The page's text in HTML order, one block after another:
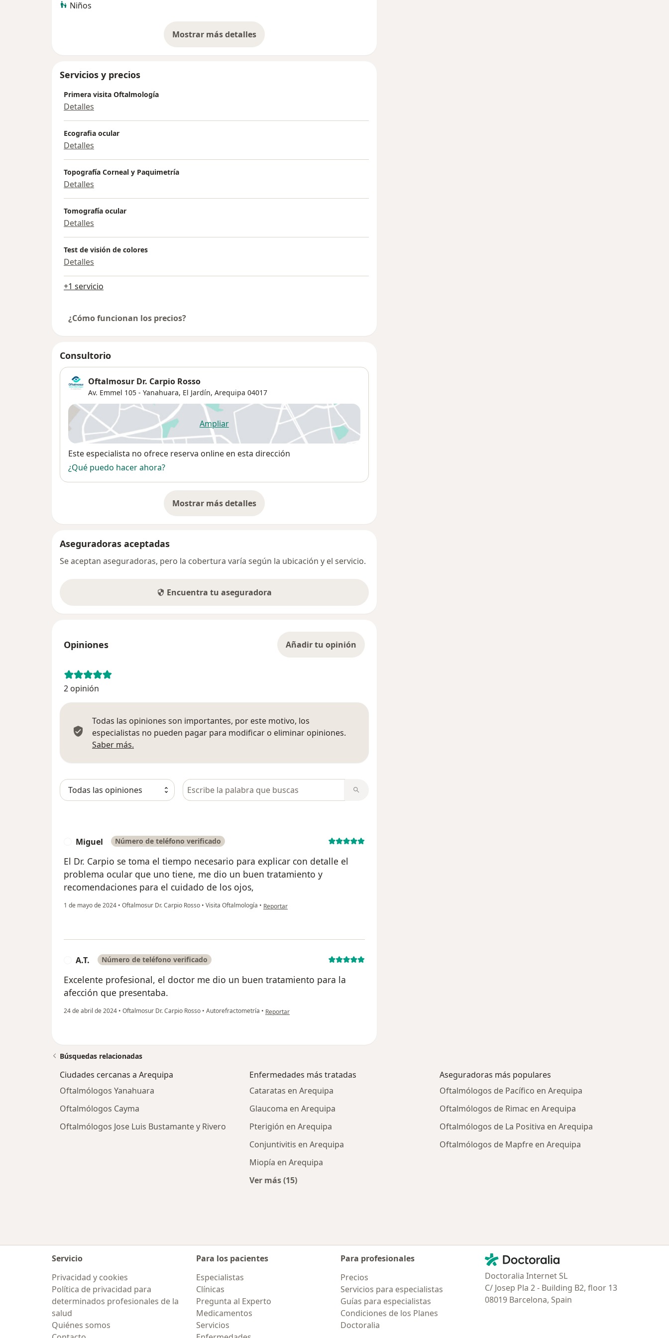
Niños
Mostrar más detalles
sobre la experiencia
Servicios y precios
Primera visita Oftalmología
Detalles
Ecografia ocular
Detalles
Topografía Corneal y Paquimetría
Detalles
Tomografía ocular
Detalles
Test de visión de colores
Detalles
+1 servicio
¿Cómo funcionan los precios?
Consultorio
Oftalmosur Dr. Carpio Rosso
Av. Emmel 105 - Yanahuara, El Jardín, Arequipa 04017
Ampliarse abre en una nueva pestaña
Disponibilidad
Este especialista no ofrece reserva online en esta dirección
¿Qué puedo hacer ahora?
Mostrar más detalles
sobre la dirección
Aseguradoras aceptadas
Se aceptan aseguradoras, pero la cobertura varía según la ubicación y el servicio.
Encuentra tu aseguradora
Opiniones Añadir tu opinión
2 opinión
Todas las opiniones son importantes, por este motivo, los
especialistas no pueden pagar para modificar o eliminar opiniones.
Saber más.
Busca en opiniones
Miguel Número de teléfono verificado
El Dr. Carpio se toma el tiempo necesario para explicar con detalle el
problema ocular que uno tiene, me dio un buen tratamiento y
recomendaciones para el cuidado de los ojos,
1 de mayo de 2024 • Oftalmosur Dr. Carpio Rosso • Visita Oftalmología • en opinión del usuario Miguel
Reportar
A.T. Número de teléfono verificado
Excelente profesional, el doctor me dio un buen tratamiento para la
afección que presentaba.
24 de abril de 2024 • Oftalmosur Dr. Carpio Rosso • Autorefractometría • en opinión del usuario A.T.
Reportar
Búsquedas relacionadas
Ciudades cercanas a Arequipa
Oftalmólogos Yanahuara
Oftalmólogos Cayma
Oftalmólogos Jose Luis Bustamante y Rivero
Enfermedades más tratadas
Cataratas en Arequipa
Glaucoma en Arequipa
Pterigión en Arequipa
Conjuntivitis en Arequipa
Miopía en Arequipa
Ver más (15)
Aseguradoras más populares
Oftalmólogos de Pacífico en Arequipa
Oftalmólogos de Rimac en Arequipa
Oftalmólogos de La Positiva en Arequipa
Oftalmólogos de Mapfre en Arequipa
Servicio
Privacidad y cookies
Política de privacidad para
determinados profesionales de la
salud
Quiénes somos
Para los pacientes
Especialistas
Clínicas
Pregunta al Experto
Medicamentos
Servicios
Para profesionales
Precios
Servicios para especialistas
Guías para especialistas
Condiciones de los Planes
Doctoralia
Contacto
Doctoralia - Página de inicio
Doctoralia Internet SL
C/ Josep Pla 2 - Building B2, floor 13
08019 Barcelona, Spain